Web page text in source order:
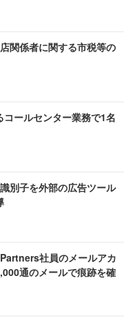
関係者に関する市税等の
コールセンター業務で1名
別子を外部の広告ツール
社員のメールアカ
通のメールで痕跡を確